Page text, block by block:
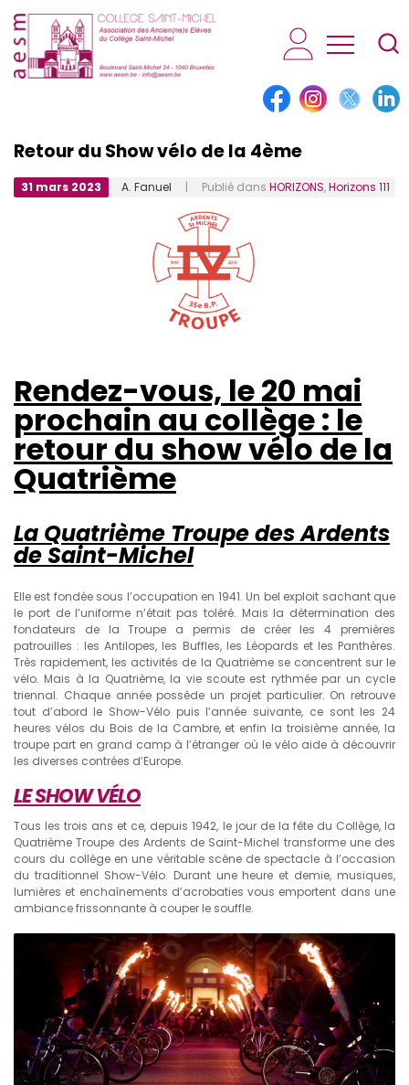
AESM...
Retour du Show vélo de la 4ème
31 mars 2023 A. Fanuel | Publié dans HORIZONS,Horizons 111
Rendez-vous, le 20 mai
prochain au collège : le
retour du show vélo de la
Quatrième
La Quatrième Troupe des Ardents
de Saint-Michel
Elle est fondée sous l’occupation en 1941. Un bel exploit sachant que
le port de l’uniforme n’était pas toléré. Mais la détermination des
fondateurs de la Troupe a permis de créer les 4 premières
patrouilles : les Antilopes, les Buffles, les Léopards et les Panthères.
Très rapidement, les activités de la Quatrième se concentrent sur le
vélo. Mais à la Quatrième, la vie scoute est rythmée par un cycle
triennal. Chaque année possède un projet particulier. On retrouve
tout d’abord le Show-Vélo puis l’année suivante, ce sont les 24
heures vélos du Bois de la Cambre, et enfin la troisième année, la
troupe part en grand camp à l’étranger où le vélo aide à découvrir
les diverses contrées d’Europe.
LE SHOW VÉLO
Tous les trois ans et ce, depuis 1942, le jour de la fête du Collège, la
Quatrième Troupe des Ardents de Saint-Michel transforme une des
cours du collège en une véritable scène de spectacle à l’occasion
du traditionnel Show-Vélo. Durant une heure et demie, musiques,
lumières et enchaînements d’acrobaties vous emportent dans une
ambiance frissonnante à couper le souffle.